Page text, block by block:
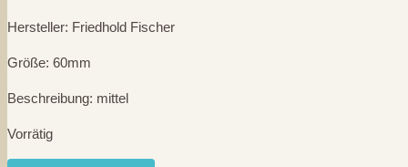
Hersteller: Friedhold Fischer
Größe: 60mm
Beschreibung: mittel
Vorrätig